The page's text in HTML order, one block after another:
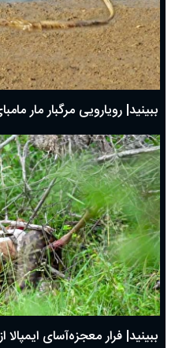
ببینید| رویارویی مرگبار مار
ببینید| فرار معجزه‌آسای